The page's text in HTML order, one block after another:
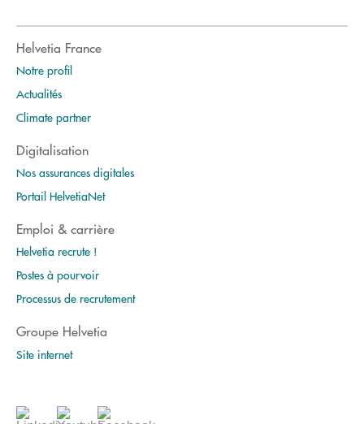
Helvetia France
Notre profil
Actualités
Climate partner
Digitalisation
Nos assurances digitales
Portail HelvetiaNet
Emploi & carrière
Helvetia recrute !
Postes à pourvoir
Processus de recrutement
Groupe Helvetia
Site internet